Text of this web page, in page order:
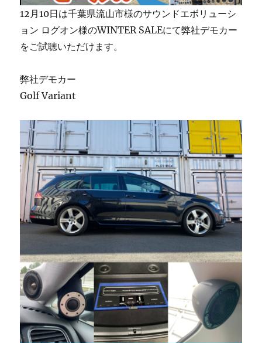
12月10日は千葉県流山市様のサウンドエボリューシ
ョン ログオン様のWINTER SALEにて弊社デモカー
をご試聴いただけます。
弊社デモカー
Golf Variant